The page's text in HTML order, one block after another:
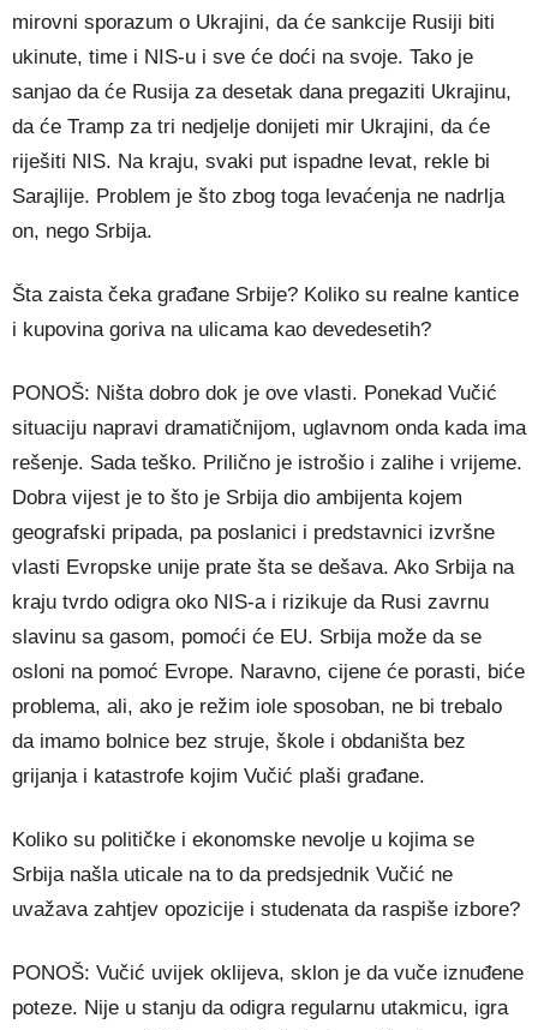
mirovni sporazum o Ukrajini, da će sankcije Rusiji biti
ukinute, time i NIS-u i sve će doći na svoje. Tako je
sanjao da će Rusija za desetak dana pregaziti Ukrajinu,
da će Tramp za tri nedjelje donijeti mir Ukrajini, da će
riješiti NIS. Na kraju, svaki put ispadne levat, rekle bi
Sarajlije. Problem je što zbog toga levaćenja ne nadrlja
on, nego Srbija.
Šta zaista čeka građane Srbije? Koliko su realne kantice
i kupovina goriva na ulicama kao devedesetih?
PONOŠ: Ništa dobro dok je ove vlasti. Ponekad Vučić
situaciju napravi dramatičnijom, uglavnom onda kada ima
rešenje. Sada teško. Prilično je istrošio i zalihe i vrijeme.
Dobra vijest je to što je Srbija dio ambijenta kojem
geografski pripada, pa poslanici i predstavnici izvršne
vlasti Evropske unije prate šta se dešava. Ako Srbija na
kraju tvrdo odigra oko NIS-a i rizikuje da Rusi zavrnu
slavinu sa gasom, pomoći će EU. Srbija može da se
osloni na pomoć Evrope. Naravno, cijene će porasti, biće
problema, ali, ako je režim iole sposoban, ne bi trebalo
da imamo bolnice bez struje, škole i obdaništa bez
grijanja i katastrofe kojim Vučić plaši građane.
Koliko su političke i ekonomske nevolje u kojima se
Srbija našla uticale na to da predsjednik Vučić ne
uvažava zahtjev opozicije i studenata da raspiše izbore?
PONOŠ: Vučić uvijek oklijeva, sklon je da vuče iznuđene
poteze. Nije u stanju da odigra regularnu utakmicu, igra